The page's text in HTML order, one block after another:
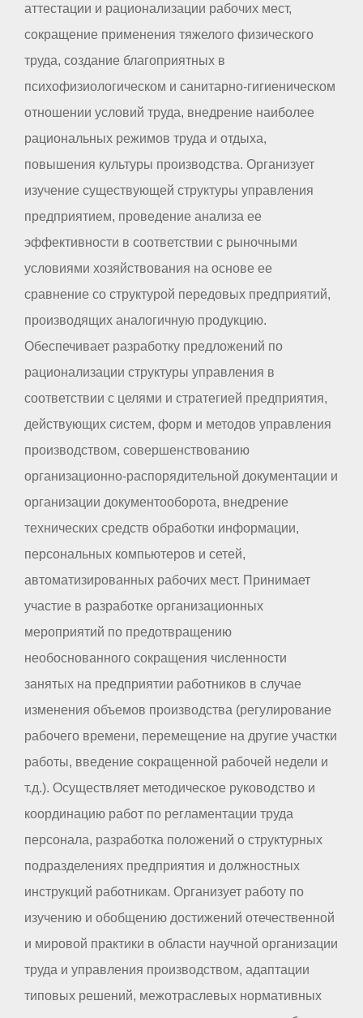
аттестации и рационализации рабочих мест,
сокращение применения тяжелого физического
труда, создание благоприятных в
психофизиологическом и санитарно-гигиеническом
отношении условий труда, внедрение наиболее
рациональных режимов труда и отдыха,
повышения культуры производства. Организует
изучение существующей структуры управления
предприятием, проведение анализа ее
эффективности в соответствии с рыночными
условиями хозяйствования на основе ее
сравнение со структурой передовых предприятий,
производящих аналогичную продукцию.
Обеспечивает разработку предложений по
рационализации структуры управления в
соответствии с целями и стратегией предприятия,
действующих систем, форм и методов управления
производством, совершенствованию
организационно-распорядительной документации и
организации документооборота, внедрение
технических средств обработки информации,
персональных компьютеров и сетей,
автоматизированных рабочих мест. Принимает
участие в разработке организационных
мероприятий по предотвращению
необоснованного сокращения численности
занятых на предприятии работников в случае
изменения объемов производства (регулирование
рабочего времени, перемещение на другие участки
работы, введение сокращенной рабочей недели и
т.д.). Осуществляет методическое руководство и
координацию работ по регламентации труда
персонала, разработка положений о структурных
подразделениях предприятия и должностных
инструкций работникам. Организует работу по
изучению и обобщению достижений отечественной
и мировой практики в области научной организации
труда и управления производством, адаптации
типовых решений, межотраслевых нормативных